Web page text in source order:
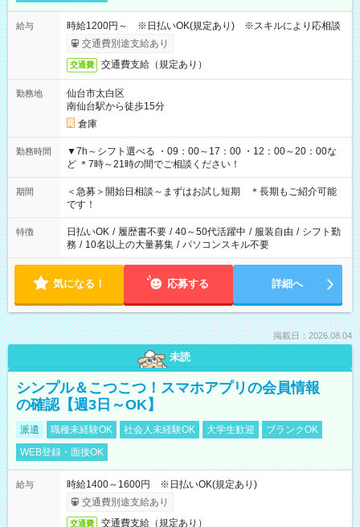
給与
時給1200円～ ※日払いOK(規定あり) ※スキルにより応相談
交通費別途支給あり
交通費 交通費支給（規定あり）
勤務地
仙台市太白区
南仙台駅から徒歩15分
倉庫
勤務時間
▼7h～シフト選べる ・09：00～17：00 ・12：00～20：00な
ど ＊7時～21時の間でご相談ください！
期間
＜急募＞開始日相談～まずはお試し短期 ＊長期もご紹介可能
です！
特徴 日払いOK / 履歴書不要 / 40～50代活躍中 / 服装自由 / シフト勤
務 / 10名以上の大量募集 / パソコンスキル不要
気になる！ 応募する 詳細へ
掲載日：2026.08.04
未読
シンプル＆こつこつ！スマホアプリの会員情報
の確認【週3日～OK】
派遣 職種未経験OK 社会人未経験OK 大学生歓迎
ブランクOK
WEB登録・面接OK
給与
時給1400～1600円 ※日払いOK(規定あり)
交通費別途支給あり
交通費 交通費支給（規定あり）